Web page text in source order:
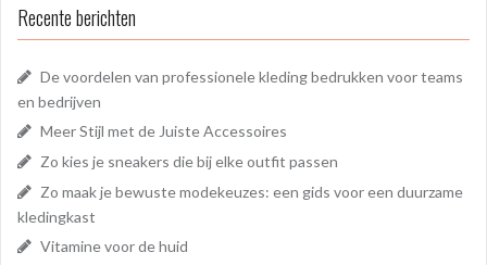
Recente berichten
De voordelen van professionele kleding bedrukken voor teams
en bedrijven
Meer Stijl met de Juiste Accessoires
Zo kies je sneakers die bij elke outfit passen
Zo maak je bewuste modekeuzes: een gids voor een duurzame
kledingkast
Vitamine voor de huid